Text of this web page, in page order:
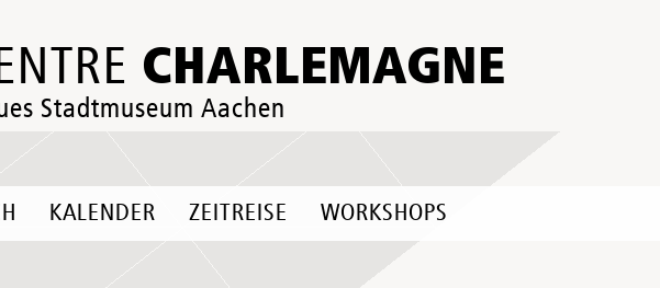
CHARLEMAGNE
Stadtmuseum Aachen
KALENDER ZEITREISE WORKSHOPS